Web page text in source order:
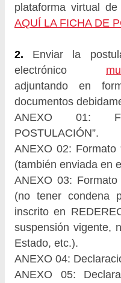
plataforma virtual
AQUÍ LA FICHA DE
2. Enviar la
electrónico
adjuntando en
documentos
ANEXO 01:
POSTULACIÓN”.
ANEXO 02: Formato
(también enviada en
ANEXO 03: Formato
(no tener condena
inscrito en
suspensión vigente,
Estado, etc.).
ANEXO 04:
ANEXO 05: